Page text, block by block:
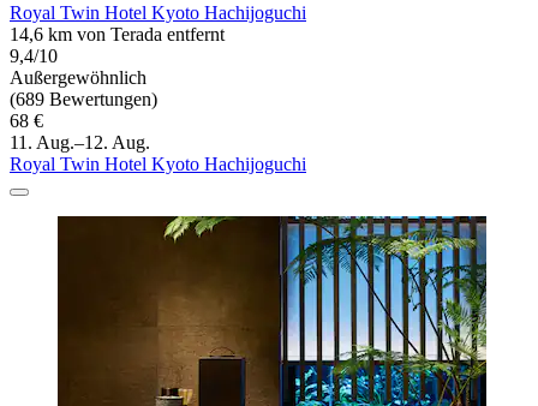
Royal Twin Hotel Kyoto Hachijoguchi
14,6 km von Terada entfernt
9,4/10
Außergewöhnlich
(689 Bewertungen)
68 €
11. Aug.–12. Aug.
Royal Twin Hotel Kyoto Hachijoguchi